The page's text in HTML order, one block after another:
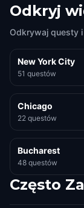
Odkryj
Odkrywaj questy
New York City
51 questów
Chicago
22 questów
Bucharest
48 questów
Często